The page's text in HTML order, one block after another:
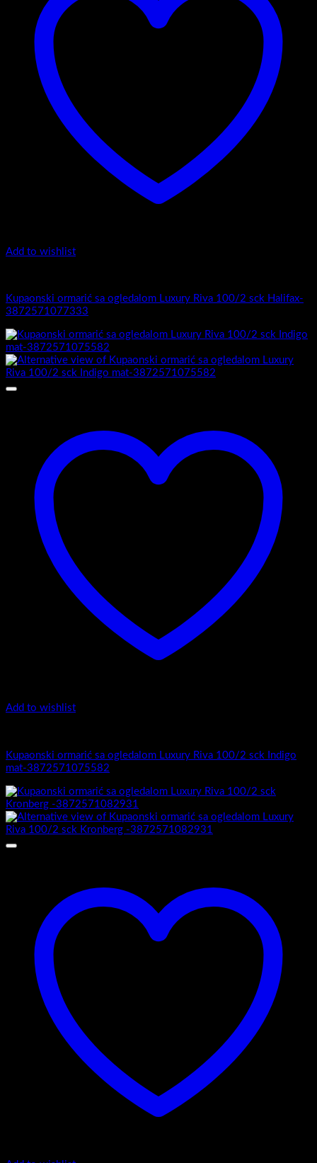
Add to wishlist
Kupaonski ormarić sa ogledalom Luxury Riva 100/2 sck Halifax-
3872571077333
Add to wishlist
Kupaonski ormarić sa ogledalom Luxury Riva 100/2 sck Indigo
mat-3872571075582